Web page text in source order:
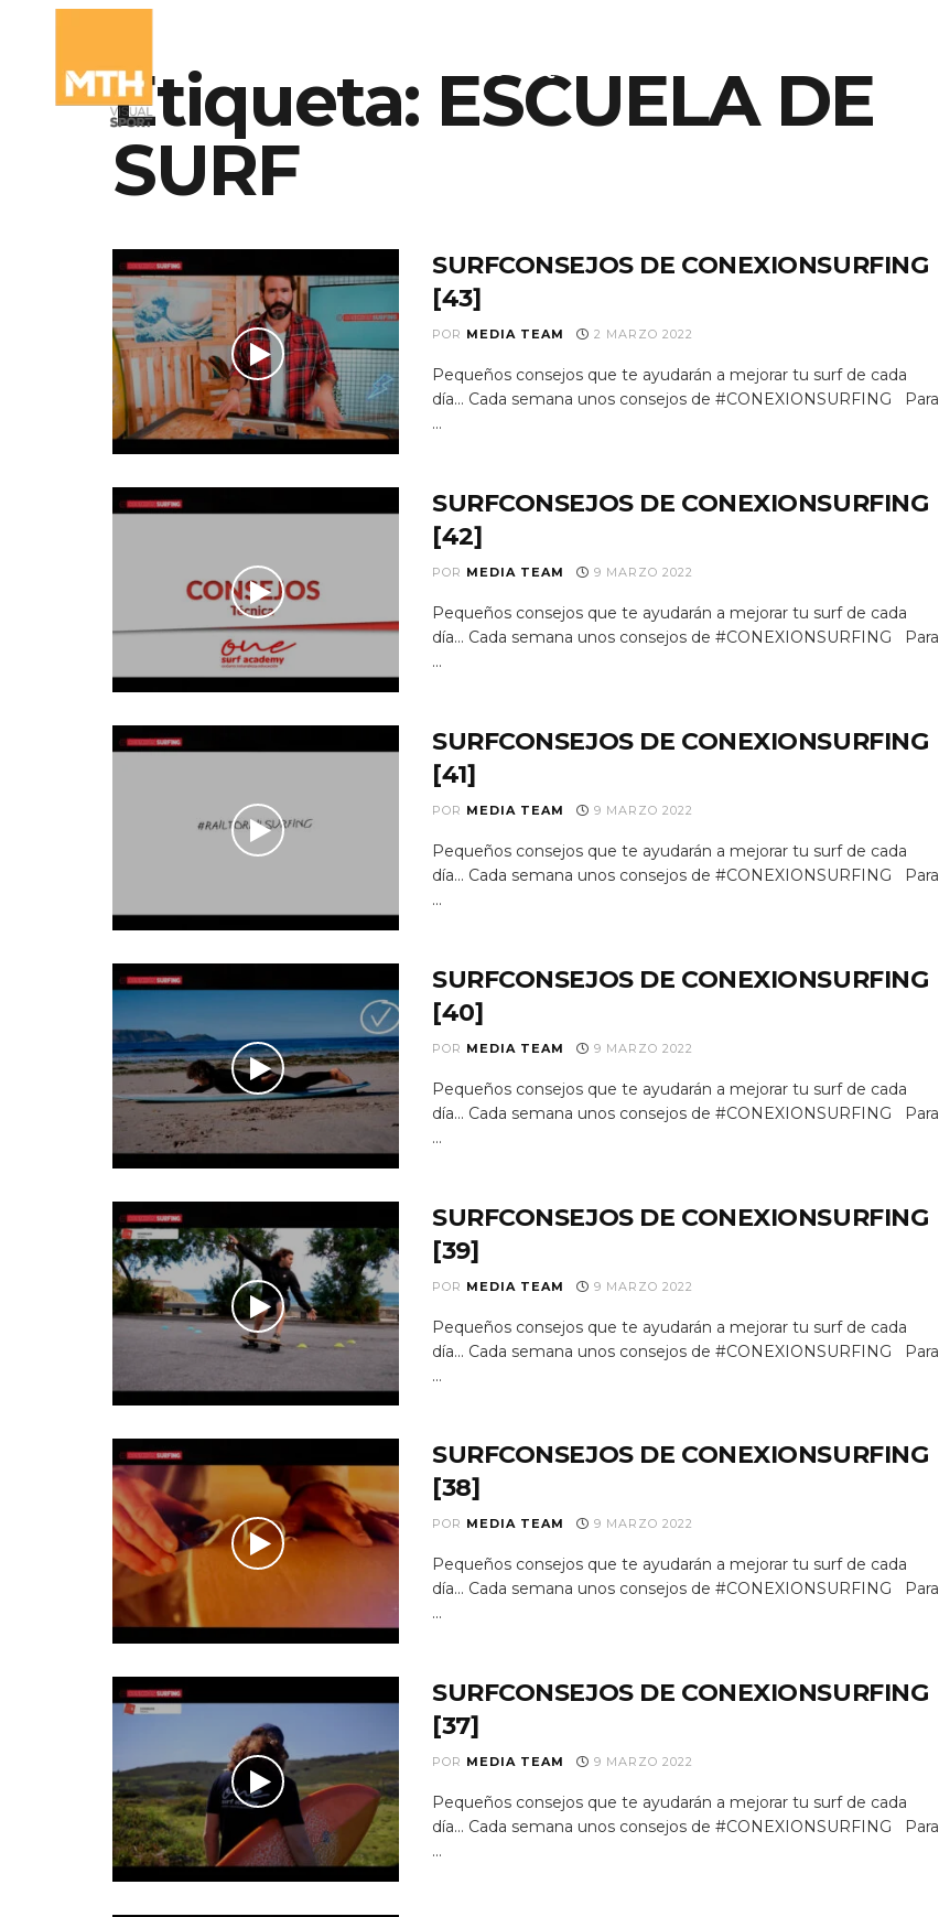
Etiqueta: ESCUELA DE
SURF
SURFCONSEJOS DE CONEXIONSURFING
[43]
POR MEDIA TEAM 2 MARZO 2022
Pequeños consejos que te ayudarán a mejorar tu surf de cada
día... Cada semana unos consejos de #CONEXIONSURFING Para
...
SURFCONSEJOS DE CONEXIONSURFING
[42]
POR MEDIA TEAM 9 MARZO 2022
Pequeños consejos que te ayudarán a mejorar tu surf de cada
día... Cada semana unos consejos de #CONEXIONSURFING Para
...
SURFCONSEJOS DE CONEXIONSURFING
[41]
POR MEDIA TEAM 9 MARZO 2022
Pequeños consejos que te ayudarán a mejorar tu surf de cada
día... Cada semana unos consejos de #CONEXIONSURFING Para
...
SURFCONSEJOS DE CONEXIONSURFING
[40]
POR MEDIA TEAM 9 MARZO 2022
Pequeños consejos que te ayudarán a mejorar tu surf de cada
día... Cada semana unos consejos de #CONEXIONSURFING Para
...
SURFCONSEJOS DE CONEXIONSURFING
[39]
POR MEDIA TEAM 9 MARZO 2022
Pequeños consejos que te ayudarán a mejorar tu surf de cada
día... Cada semana unos consejos de #CONEXIONSURFING Para
...
SURFCONSEJOS DE CONEXIONSURFING
[38]
POR MEDIA TEAM 9 MARZO 2022
Pequeños consejos que te ayudarán a mejorar tu surf de cada
día... Cada semana unos consejos de #CONEXIONSURFING Para
...
SURFCONSEJOS DE CONEXIONSURFING
[37]
POR MEDIA TEAM 9 MARZO 2022
Pequeños consejos que te ayudarán a mejorar tu surf de cada
día... Cada semana unos consejos de #CONEXIONSURFING Para
...